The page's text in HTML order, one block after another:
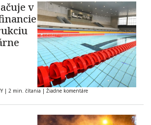
v
| 2 min. čítania | Žiadne komentáre